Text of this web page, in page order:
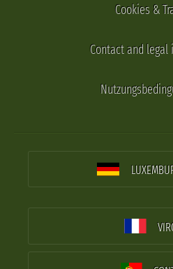
Cookies &
Contact and legal